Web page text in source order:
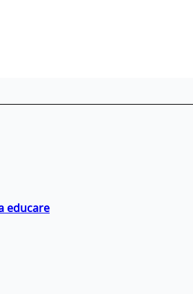
educare